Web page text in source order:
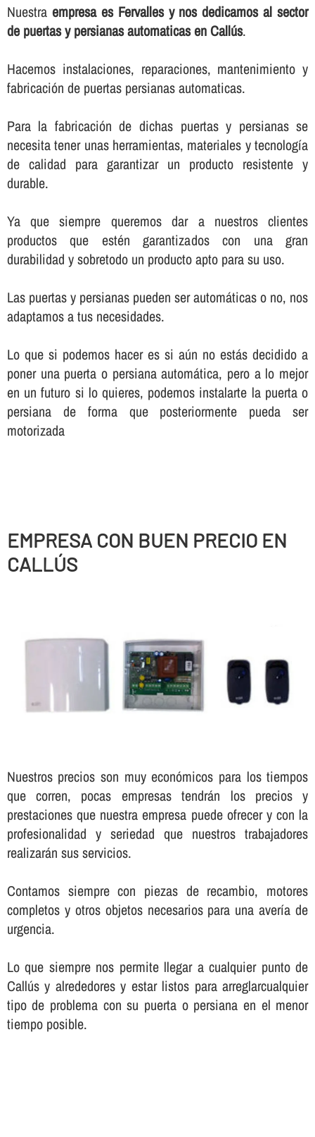
Nuestra empresa es Fervalles y nos dedicamos al sector
de puertas y persianas automaticas en Callús.
Hacemos instalaciones, reparaciones, mantenimiento y
fabricación de puertas persianas automaticas.
Para la fabricación de dichas puertas y persianas se
necesita tener unas herramientas, materiales y tecnologí­a
de calidad para garantizar un producto resistente y
durable.
Ya que siempre queremos dar a nuestros clientes
productos que estén garantizados con una gran
durabilidad y sobretodo un producto apto para su uso.
Las puertas y persianas pueden ser automáticas o no, nos
adaptamos a tus necesidades.
Lo que si podemos hacer es si aún no estás decidido a
poner una puerta o persiana automática, pero a lo mejor
en un futuro si lo quieres, podemos instalarte la puerta o
persiana de forma que posteriormente pueda ser
motorizada
EMPRESA CON BUEN PRECIO EN
CALLÚS
Nuestros precios son muy económicos para los tiempos
que corren, pocas empresas tendrán los precios y
prestaciones que nuestra empresa puede ofrecer y con la
profesionalidad y seriedad que nuestros trabajadores
realizarán sus servicios.
Contamos siempre con piezas de recambio, motores
completos y otros objetos necesarios para una averí­a de
urgencia.
Lo que siempre nos permite llegar a cualquier punto de
Callús y alrededores y estar listos para arreglarcualquier
tipo de problema con su puerta o persiana en el menor
tiempo posible.